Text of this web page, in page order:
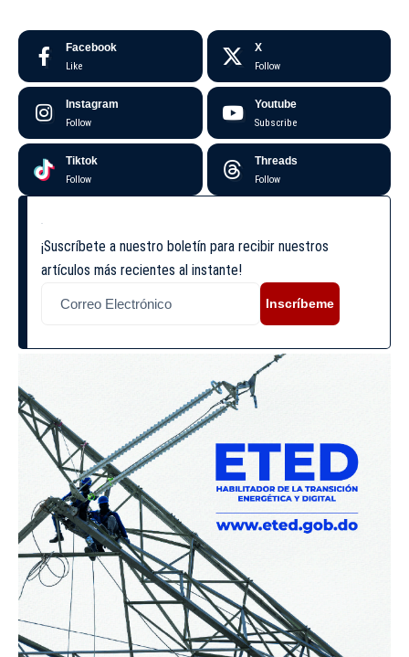
Facebook
Like
X
Follow
Instagram
Follow
Youtube
Subscribe
Tiktok
Follow
Threads
Follow
¡Suscríbete a nuestro boletín para recibir nuestros
artículos más recientes al instante!
Inscríbeme